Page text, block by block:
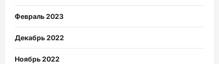
Февраль 2023
Декабрь 2022
Ноябрь 2022